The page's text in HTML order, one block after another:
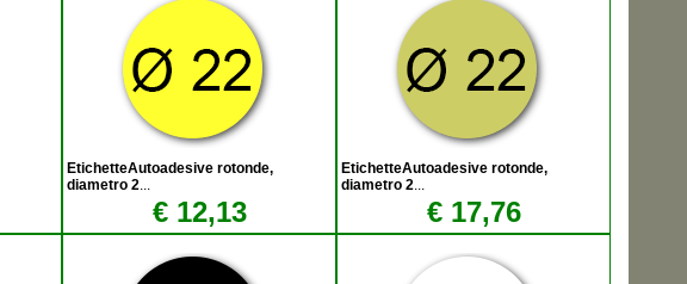
EtichetteAutoadesive rotonde,
diametro 2...
€ 12,13
EtichetteAutoadesive rotonde,
diametro 2...
€ 17,76